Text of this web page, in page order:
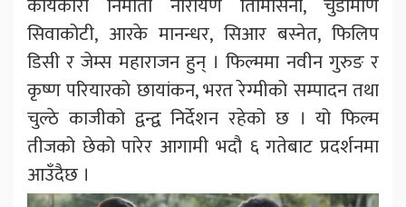
सिवाकोटी, आरके मानन्धर, सिआर बस्नेत, फिलिप
डिसी र जेम्स महाराजन हुन् । फिल्ममा नवीन गुरुङ र
कृष्ण परियारको छायांकन, भरत रेग्मीको सम्पादन तथा
चुल्ठे काजीको द्वन्द्व निर्देशन रहेको छ । यो फिल्म
तीजको छेको पारेर आगामी भदौ ६ गतेबाट प्रदर्शनमा
आउँदैछ ।